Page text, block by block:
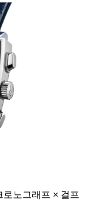
노그래프 × 걸프